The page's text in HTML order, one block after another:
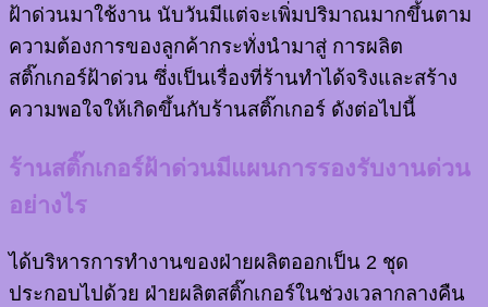
ฝ้าด่วนมาใช้งาน นับวันมีแต่จะเพิ่มปริมาณมากขึ้นตาม
ความต้องการของลูกค้ากระทั่งนำมาสู่ การผลิต
สติ๊กเกอร์ฝ้าด่วน ซึ่งเป็นเรื่องที่ร้านทำได้จริงและสร้าง
ความพอใจให้เกิดขึ้นกับร้านสติ๊กเกอร์ ดังต่อไปนี้
ร้านสติ๊กเกอร์ฝ้าด่วนมีแผนการรองรับงานด่วน
อย่างไร
ได้บริหารการทำงานของฝ่ายผลิตออกเป็น 2 ชุด
ประกอบไปด้วย ฝ่ายผลิตสติ๊กเกอร์ในช่วงเวลากลางคืน